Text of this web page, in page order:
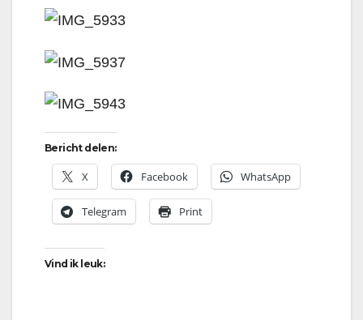
Bericht delen:
X Facebook WhatsApp
Telegram Print
Vind ik leuk: